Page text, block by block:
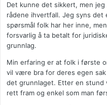
Det kunne det sikkert, men
rådene ihvertfall. Jeg syns
spørsmål folk har her inne,
forsvarlig å ta betalt for
grunnlag.
Min erfaring er at folk i første
vil være bra for deres egen
det grunnlaget. Etter en stund
rett fram og enkel som man